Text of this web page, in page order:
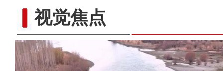
视觉焦点阿克苏好地方·龟兹之美